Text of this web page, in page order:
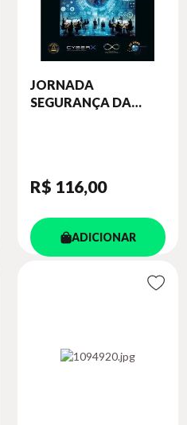
JORNADA
SEGURANÇA DA
R$ 116,00
ADICIONAR